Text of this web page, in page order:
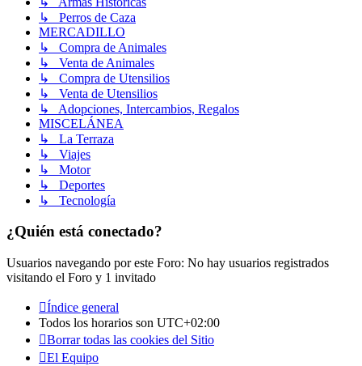
↳ Perros de Caza
MERCADILLO
↳ Compra de Animales
↳ Venta de Animales
↳ Compra de Utensilios
↳ Venta de Utensilios
↳ Adopciones, Intercambios, Regalos
MISCELÁNEA
↳ La Terraza
↳ Viajes
↳ Motor
↳ Deportes
↳ Tecnología
¿Quién está conectado?
Usuarios navegando por este Foro: No hay usuarios registrados
visitando el Foro y 1 invitado
Índice general
Todos los horarios son UTC+02:00
Borrar todas las cookies del Sitio
El Equipo